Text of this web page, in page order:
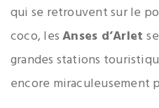
qui se retrouvent sur le
coco, lesAnses d’Arlet
grandes stations
encore miraculeusement